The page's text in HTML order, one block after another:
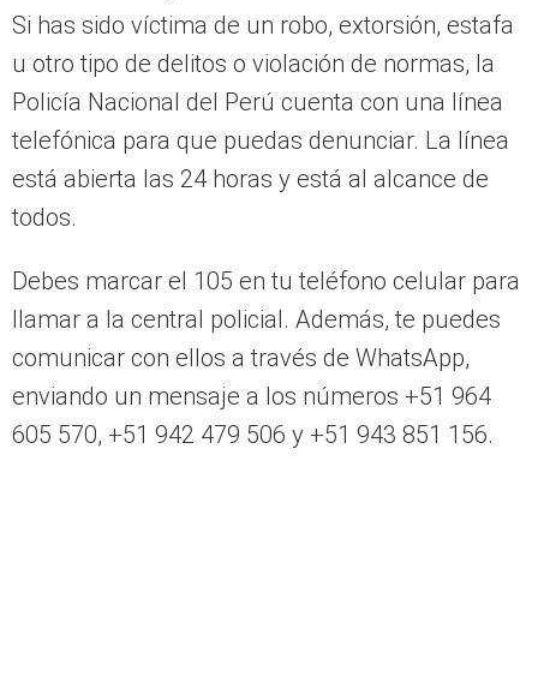
Si has sido víctima de un robo, extorsión, estafa
u otro tipo de delitos o violación de normas, la
Policía Nacional del Perú cuenta con una línea
telefónica para que puedas denunciar. La línea
está abierta las 24 horas y está al alcance de
todos.
Debes marcar el 105 en tu teléfono celular para
llamar a la central policial. Además, te puedes
comunicar con ellos a través de WhatsApp,
enviando un mensaje a los números +51 964
605 570, +51 942 479 506 y +51 943 851 156.